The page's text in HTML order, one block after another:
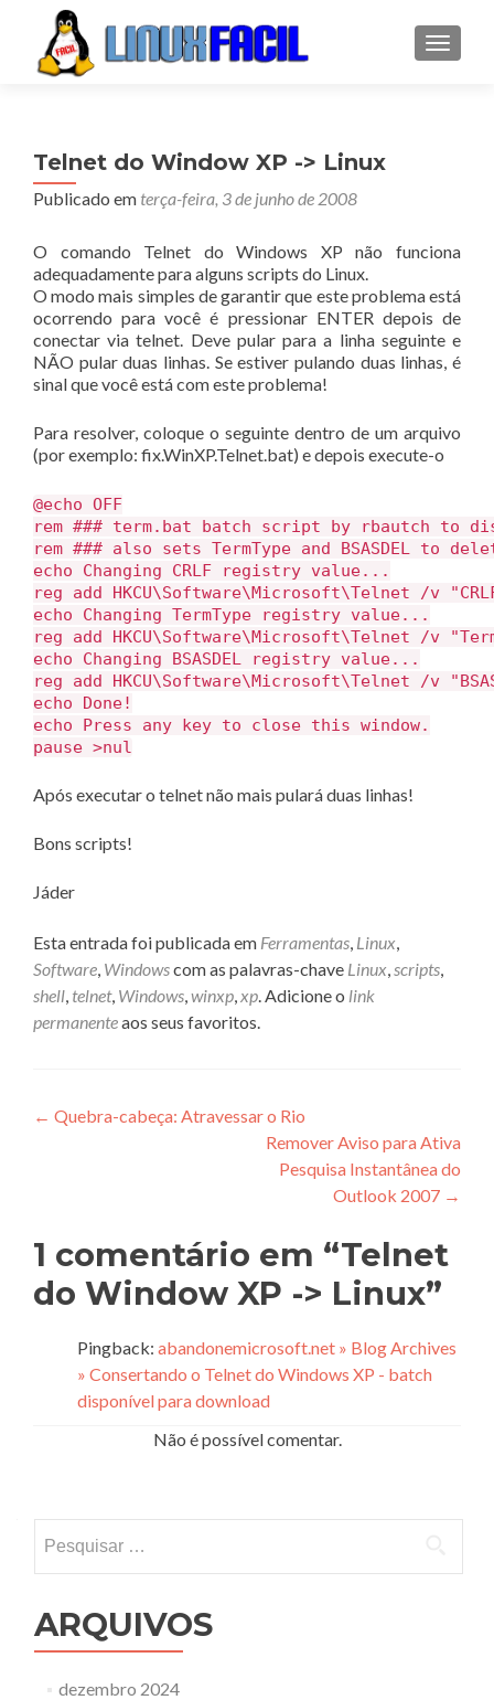
Telnet do Window XP -> Linux
Publicado em terça-feira, 3 de junho de 2008
O comando Telnet do Windows XP não funciona
adequadamente para alguns scripts do Linux.
O modo mais simples de garantir que este problema está
ocorrendo para você é pressionar ENTER depois de
conectar via telnet. Deve pular para a linha seguinte e
NÃO pular duas linhas. Se estiver pulando duas linhas, é
sinal que você está com este problema!
Para resolver, coloque o seguinte dentro de um arquivo
(por exemplo: fix.WinXP.Telnet.bat) e depois execute-o
@echo OFF
rem ### term.bat batch script by rbautch to
rem ### also sets TermType and BSASDEL to
echo Changing CRLF registry value...
reg add HKCU\Software\Microsoft\Telnet /v
echo Changing TermType registry value...
reg add HKCU\Software\Microsoft\Telnet /v
echo Changing BSASDEL registry value...
reg add HKCU\Software\Microsoft\Telnet /v
echo Done!
echo Press any key to close this window.
pause >nul
Após executar o telnet não mais pulará duas linhas!
Bons scripts!
Jáder
Esta entrada foi publicada em Ferramentas, Linux,
Software, Windowscom as palavras-chave Linux,scripts,
shell, telnet, Windows,winxp,xp. Adicione o link
permanenteaos seus favoritos.
Navegação
← Quebra-cabeça: Atravessar o Rio
Remover Aviso para Ativa
Pesquisa Instantânea do
Outlook 2007 →
1 comentário em “Telnet
do Window XP -> Linux”
Pingback: abandonemicrosoft.net » Blog Archives
» Consertando o Telnet do Windows XP - batch
disponível para download
Não é possível comentar.
por:
ARQUIVOS
dezembro 2024